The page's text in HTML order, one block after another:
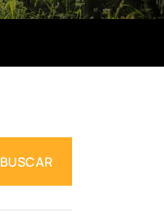
BUSCAR